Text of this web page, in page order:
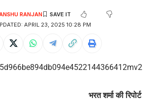
APRIL 23, 2025 10:28 PM
RANJAN
भरत शर्मा की रिपोर्ट